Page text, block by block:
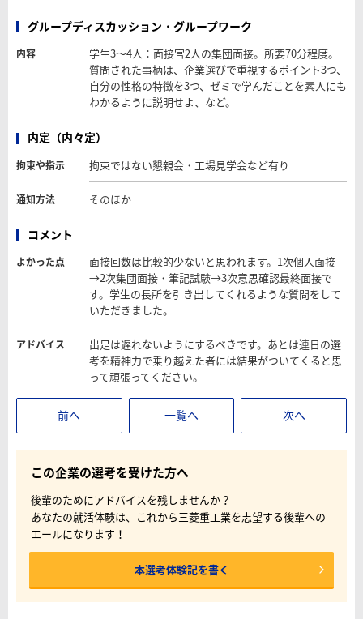
グループディスカッション・グループワーク
内容
学生3～4人：面接官2人の集団面接。所要70分程度。
質問された事柄は、企業選びで重視するポイント3つ、
自分の性格の特徴を3つ、ゼミで学んだことを素人にも
わかるように説明せよ、など。
内定（内々定）
拘束や指示 拘束ではない懇親会・工場見学会など有り
通知方法 そのほか
コメント
よかった点
面接回数は比較的少ないと思われます。1次個人面接
→2次集団面接・筆記試験→3次意思確認最終面接で
す。学生の長所を引き出してくれるような質問をして
いただきました。
アドバイス
出足は遅れないようにするべきです。あとは連日の選
考を精神力で乗り越えた者には結果がついてくると思
って頑張ってください。
前へ 一覧へ 次へ
この企業の選考を受けた方へ
後輩のためにアドバイスを残しませんか？
あなたの就活体験は、これから三菱重工業を志望する後輩への
エールになります！
本選考体験記を書く